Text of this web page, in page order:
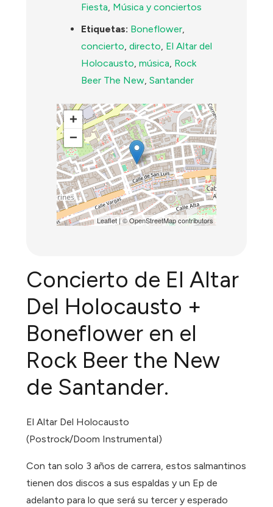
Fiesta Música y conciertos
Etiquetas: Boneflower
concierto ,directo El Altar del
Holocausto ,música Rock
Beer The New ,Santander
+
−
Leaflet| ©OpenStreetMapcontributors
Concierto de El Altar
Del Holocausto +
Boneflower en el
Rock Beer the New
de Santander.
El Altar Del Holocausto
(Postrock/Doom Instrumental)
Con tan solo 3 años de carrera, estos salmantinos
tienen dos discos a sus espaldas y un Ep de
adelanto para lo que será su tercer y esperado